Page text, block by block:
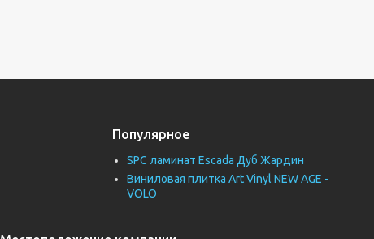
Популярное
SPC ламинат Escada Дуб Жардин
Виниловая плитка Art Vinyl NEW AGE -
VOLO